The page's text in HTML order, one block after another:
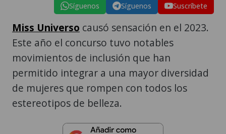
Síguenos Síguenos Suscríbete
Miss Universo causó sensación en el 2023.
Este año el concurso tuvo notables
movimientos de inclusión que han
permitido integrar a una mayor diversidad
de mujeres que rompen con todos los
estereotipos de belleza.